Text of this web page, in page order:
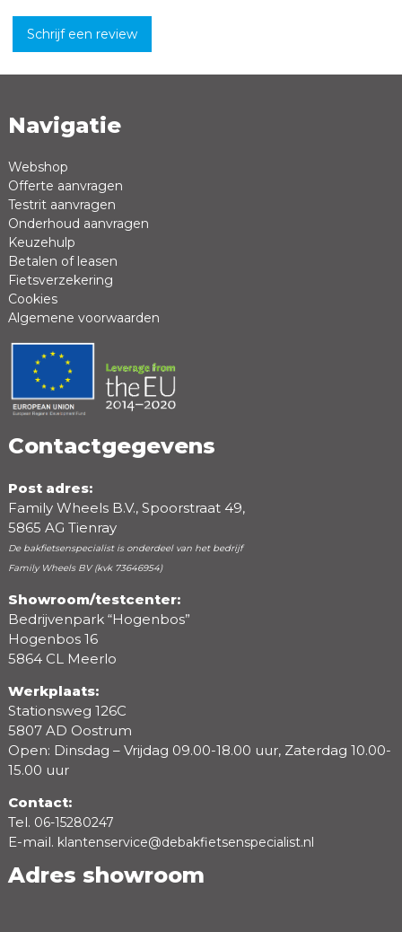
Schrijf een review
Naam *
Review *
Positieve punten
Beoordeling
Navigatie
Webshop
Offerte aanvragen
Testrit aanvragen
Onderhoud aanvragen
Keuzehulp
Betalen of leasen
Fietsverzekering
Cookies
Algemene voorwaarden
Contactgegevens
Post adres:
Family Wheels B.V., Spoorstraat 49,
5865 AG Tienray
De bakfietsenspecialist is onderdeel van het bedrijf
Family Wheels BV (kvk 73646954)
Showroom/testcenter:
Bedrijvenpark “Hogenbos”
Hogenbos 16
5864 CL Meerlo
Werkplaats:
Stationsweg 126C
5807 AD Oostrum
Open: Dinsdag – Vrijdag 09.00-18.00 uur, Zaterdag 10.00-
15.00 uur
Contact:
Tel. 06-15280247
E-mail. klantenservice@debakfietsenspecialist.nl
Adres showroom